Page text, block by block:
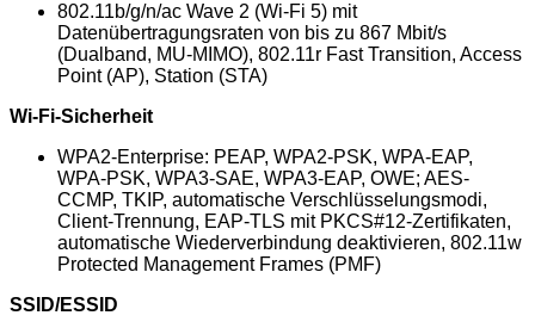
802.11b/g/n/ac Wave 2 (Wi-Fi 5) mit
Datenübertragungsraten von bis zu 867 Mbit/s
(Dualband, MU-MIMO), 802.11r Fast Transition, Access
Point (AP), Station (STA)
Wi-Fi-Sicherheit
WPA2-Enterprise: PEAP, WPA2-PSK, WPA-EAP,
WPA-PSK, WPA3-SAE, WPA3-EAP, OWE; AES-
CCMP, TKIP, automatische Verschlüsselungsmodi,
Client-Trennung, EAP-TLS mit PKCS#12-Zertifikaten,
automatische Wiederverbindung deaktivieren, 802.11w
Protected Management Frames (PMF)
SSID/ESSID